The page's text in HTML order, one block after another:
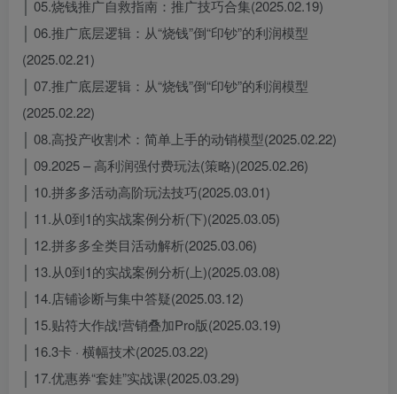
│ 05.烧钱推广自救指南：推广技巧合集(2025.02.19)
│ 06.推广底层逻辑：从“烧钱”倒“印钞”的利润模型
(2025.02.21)
│ 07.推广底层逻辑：从“烧钱”倒“印钞”的利润模型
(2025.02.22)
│ 08.高投产收割术：简单上手的动销模型(2025.02.22)
│ 09.2025 – 高利润强付费玩法(策略)(2025.02.26)
│ 10.拼多多活动高阶玩法技巧(2025.03.01)
│ 11.从0到1的实战案例分析(下)(2025.03.05)
│ 12.拼多多全类目活动解析(2025.03.06)
│ 13.从0到1的实战案例分析(上)(2025.03.08)
│ 14.店铺诊断与集中答疑(2025.03.12)
│ 15.贴符大作战!营销叠加Pro版(2025.03.19)
│ 16.3卡 · 横幅技术(2025.03.22)
│ 17.优惠券“套娃”实战课(2025.03.29)